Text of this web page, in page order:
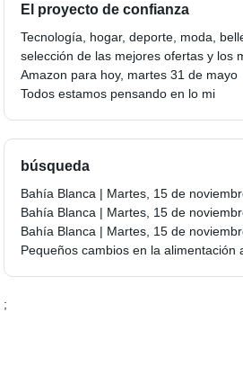
El proyecto de confianza
Tecnología, hogar, deporte, moda,
selección de las mejores ofertas y los
Amazon para hoy, martes 31 de mayo
Todos estamos pensando en lo mi
búsqueda
Bahía Blanca | Martes, 15 de
Bahía Blanca | Martes, 15 de
Bahía Blanca | Martes, 15 de
Pequeños cambios en la alimentación
;